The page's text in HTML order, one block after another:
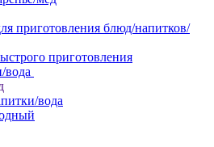
приготовления блюд/напитков/
приготовления
вода
вода